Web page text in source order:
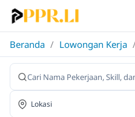
Beranda / Lowongan Kerja